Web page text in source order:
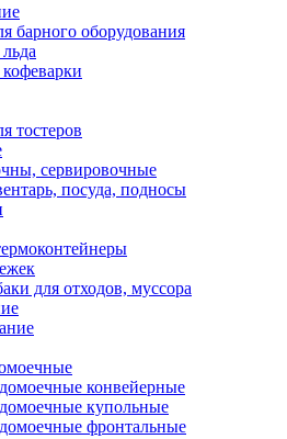
барного оборудования
тостеров
сервировочные
посуда, подносы
для отходов, муссора
конвейерные
купольные
фронтальные